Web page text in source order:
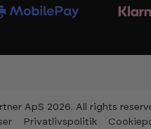
ApS 2026. All rights
Privatlivspolitik